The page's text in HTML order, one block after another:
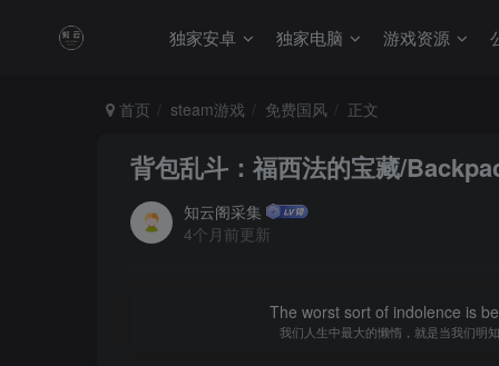
独家安卓 独家电脑 游戏资源
首页 steam游戏 免费国风 正文
背包乱斗：福西法的宝藏/
知云阁采集
4个月前更新
The worst sort of indolence is
我们人生中最大的懒惰，就是当我们明